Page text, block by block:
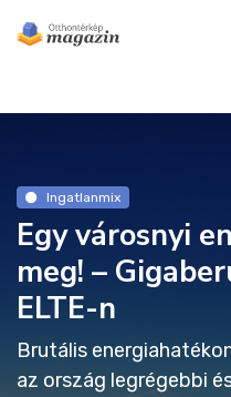
Ingatlanmix
Egy városnyi
meg! –
ELTE-n
Brutális
az ország legrégebbi